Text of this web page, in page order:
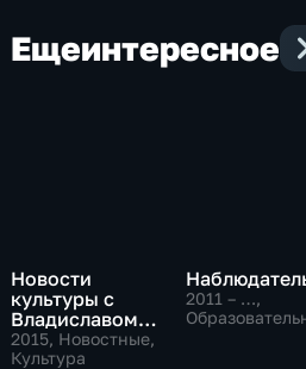
Ещеинтересное
Новости
культуры с
Владиславом
Флярковским
2015, Новостные,
Культура
2011 – …,